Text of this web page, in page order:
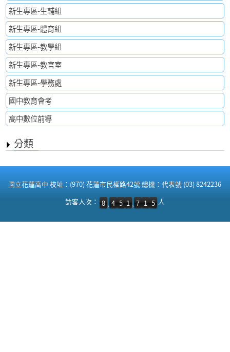
新生專區-生輔組
新生專區-體育組
新生專區-教學組
新生專區-教官室
新生專區-學務處
國中教育會考
高中數位前導
分類
國立花蓮高中 校址：(970) 花蓮市民權路42號 總機：代表號 (03) 8242236
訪客人次：8,451,715 人
訪客人次： 8 , 4 5 1 , 7 1 5 人